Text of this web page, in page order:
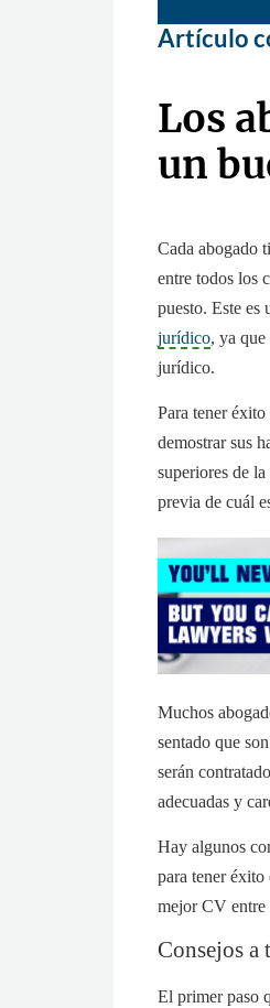
Artículo
Los
un
Cada abogado
entre todos los
puesto. Este es
jurídico, ya que
jurídico.
Para tener
demostrar sus
superiores de
previa de cuál
Muchos
sentado que
serán
adecuadas y
Hay algunos
para tener éxito
mejor CV entre
Consejos a
El primer paso